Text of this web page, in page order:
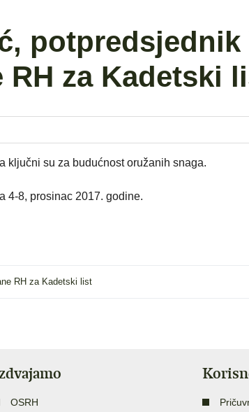
potpredsjednik
za Kadetski
ključni su za budućnost oružanih snaga.
4-8, prosinac 2017. godine.
RH za Kadetski list
OSRH